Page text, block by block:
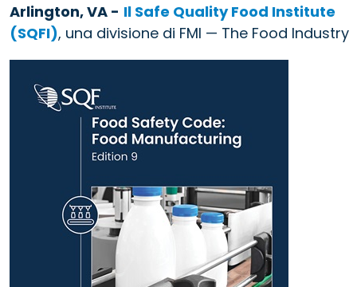
Arlington, VA - Il Safe Quality Food Institute
(SQFI), una divisione di FMI — The Food Industry